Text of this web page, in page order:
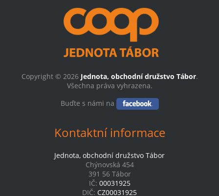
Copyright © 2026 Jednota, obchodní družstvo Tábor.
Všechna práva vyhrazena.
Buďte s námi na
Kontaktní informace
Jednota, obchodní družstvo Tábor
Chýnovská 454
391 56 Tábor
IČ: 00031925
DIČ: CZ00031925